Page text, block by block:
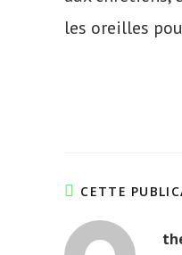
les oreilles
CETTE